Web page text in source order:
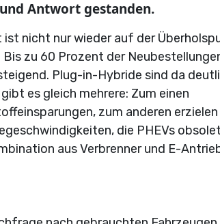
Antwort gestanden.
nicht nur wieder auf der
zu 60 Prozent der
Plug-in-Hy­bride sind da
es gleich mehrere: Zum einen
zum anderen erzielen
die PHEVs obsolet
aus Verbrenner und E-